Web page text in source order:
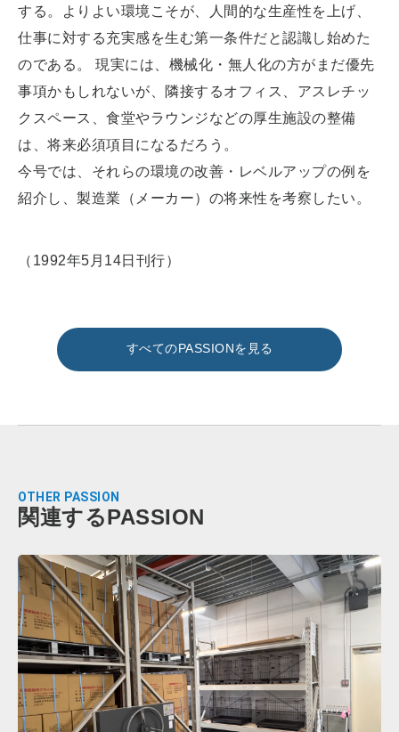
する。よりよい環境こそが、人間的な生産性を上げ、
仕事に対する充実感を生む第一条件だと認識し始めた
のである。 現実には、機械化・無人化の方がまだ優先
事項かもしれないが、隣接するオフィス、アスレチッ
クスペース、食堂やラウンジなどの厚生施設の整備
は、将来必須項目になるだろう。
今号では、それらの環境の改善・レベルアップの例を
紹介し、製造業（メーカー）の将来性を考察したい。
（1992年5月14日刊行）
すべてのPASSIONを見る
OTHER PASSION
関連するPASSION